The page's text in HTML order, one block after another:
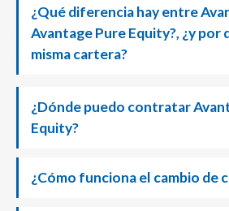
¿Qué diferencia hay entre
Avantage Pure Equity?, ¿y por
misma cartera?
¿Dónde puedo contratar
Equity?
¿Cómo funciona el cambio de